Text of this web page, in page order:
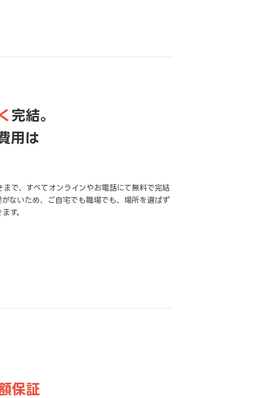
完結。
用は
で、すべてオンラインやお電話にて無料で完結
がないため、ご自宅でも職場でも、場所を選ばず
す。
保証